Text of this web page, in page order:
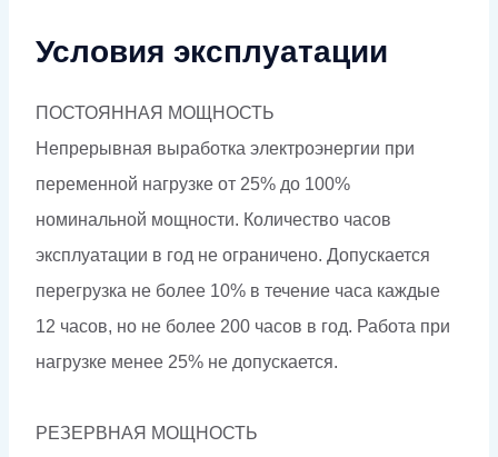
Условия эксплуатации
ПОСТОЯННАЯ МОЩНОСТЬ
Непрерывная выработка электроэнергии при
переменной нагрузке от 25% до 100%
номинальной мощности. Количество часов
эксплуатации в год не ограничено. Допускается
перегрузка не более 10% в течение часа каждые
12 часов, но не более 200 часов в год. Работа при
нагрузке менее 25% не допускается.
РЕЗЕРВНАЯ МОЩНОСТЬ